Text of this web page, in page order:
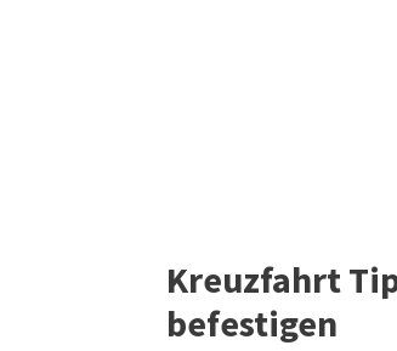
Kreuzfahrt
befestigen